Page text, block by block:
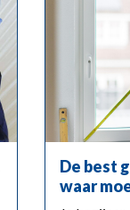
De best
waar